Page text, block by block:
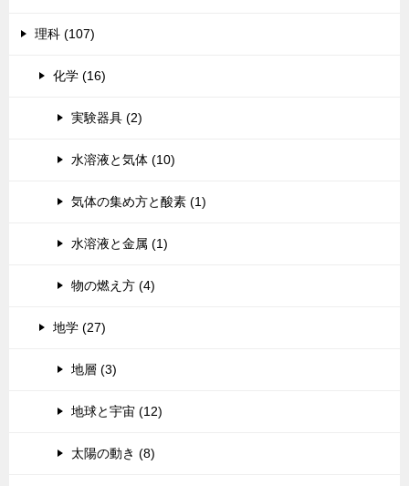
理科 (107)
化学 (16)
実験器具 (2)
水溶液と気体 (10)
気体の集め方と酸素 (1)
水溶液と金属 (1)
物の燃え方 (4)
地学 (27)
地層 (3)
地球と宇宙 (12)
太陽の動き (8)